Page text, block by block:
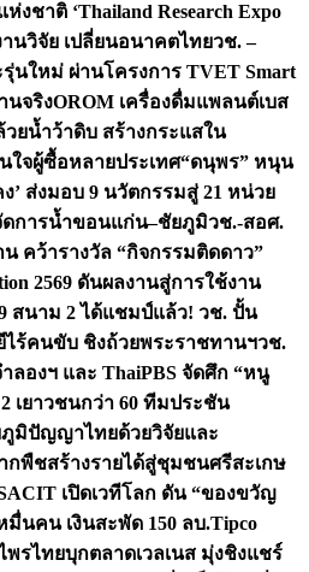
ชาติ ‘Thailand Research Expo
านวิจัย เปลี่ยนอนาคตไทยวช. –
นใหม่ ผ่านโครงการ TVET Smart
นจริงOROM เครื่องดื่มแพลนต์เบส
ยน้ำว้าดิบ สร้างกระแสใน
ใจผู้ซื้อหลายประเทศ“ดนุพร” หนุน
’ ส่งมอบ 9 นวัตกรรมสู่ 21 หน่วย
ดการน้ำขอนแก่น–ชัยภูมิวช.-สอศ.
คว้ารางวัล “กิจกรรมติดดาว”
2569 ดันผลงานสู่การใช้งาน
สนาม 2 ได้แชมป์แล้ว! วช. ปั้น
ไร้คนขับ ชิงถ้วยพระราชทานฯวช.
องฯ และ ThaiPBS จัดศึก “หนู
เยาวชนกว่า 60 ทีมประชัน
มิปัญญาไทยด้วยวิจัยและ
พืชสร้างรายได้สู่ชุมชนศรีสะเกษ
เปิดเวทีโลก ดัน “ของขวัญ
นคน เงินสะพัด 150 ลบ.Tipco
พรไทยบุกตลาดเวลเนส มุ่งชิงแชร์